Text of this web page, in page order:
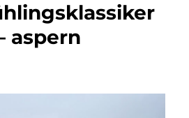
aspern